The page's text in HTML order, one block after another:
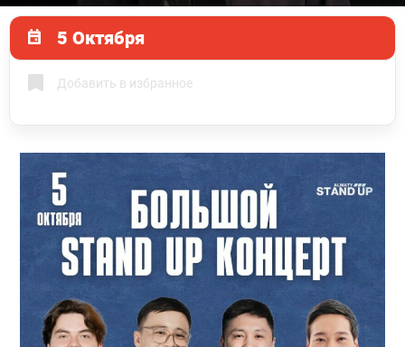
5 Октября
Добавить в избранное